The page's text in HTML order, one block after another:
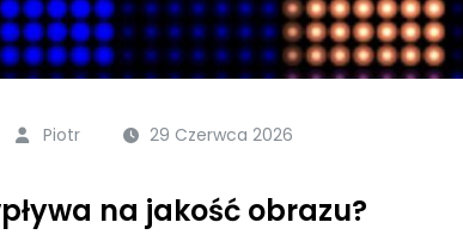
Piotr 29 Czerwca 2026
na jakość obrazu?